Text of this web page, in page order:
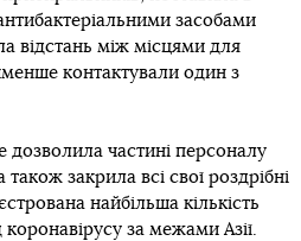
засобами
відстань між місцями для
контактували один з
дозволила частині персоналу
закрила всі свої роздрібні
найбільша кількість
за межами Азії.